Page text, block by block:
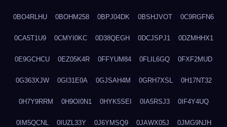
0BO4RLHU 0BOHM258 0BPJ04DK 0BSHJVOT 0C9RGFN6
0CA5T1U9 0CMYI0KC 0D38QEGH 0DCJSPJ1 0DZMHHX1
0E9GCHCU 0EZ05K4R 0FFYUM84 0FLIL6GQ 0FXF2MUD
0G363XJW 0GI31E0A 0GJSAH4M 0GRH7XSL 0H17NT32
0H7Y9RRM 0H9OI0N1 0HYK5SEI 0IA5RSJ3 0IF4Y4UQ
0IM5QCNL 0IUZL33Y 0J6YMSQ9 0JAWX05J 0JMG9NJH